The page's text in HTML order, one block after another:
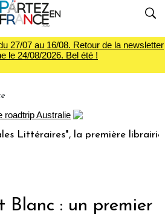
27/07 au 16/08. Retour de la newsletter
le 24/08/2026. Bel été !
la première librairie du
Blanc : un premier